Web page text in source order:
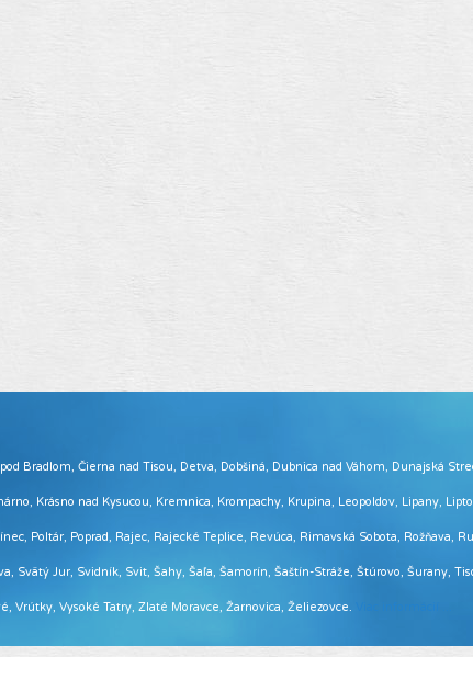
Bradlom, Čierna nad Tisou, Detva, Dobšiná, Dubnica nad Váhom, Dunajská
Krásno nad Kysucou, Kremnica, Krompachy, Krupina, Leopoldov, Lipany,
Poltár, Poprad, Rajec, Rajecké Teplice, Revúca, Rimavská Sobota, Rožňava,
Svätý Jur, Svidník, Svit, Šahy, Šaľa, Šamorín, Šaštín-Stráže, Štúrovo, Šurany,
Vrútky, Vysoké Tatry, Zlaté Moravce, Žarnovica, Želiezovce.